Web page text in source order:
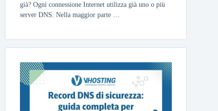
già? Ogni connessione Internet utilizza già uno o più
server DNS. Nella maggior parte …